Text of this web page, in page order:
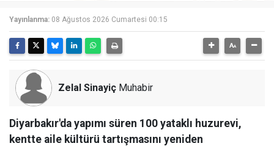
Yayınlanma: 08 Ağustos 2026 Cumartesi 00:15
Zelal Sinayiç Muhabir
Diyarbakır'da yapımı süren 100 yataklı huzurevi,
kentte aile kültürü tartışmasını yeniden